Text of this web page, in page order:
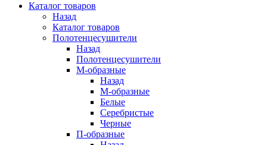
Каталог товаров
Назад
Каталог товаров
Полотенцесушители
Назад
Полотенцесушители
М-образные
Назад
М-образные
Белые
Серебристые
Черные
П-образные